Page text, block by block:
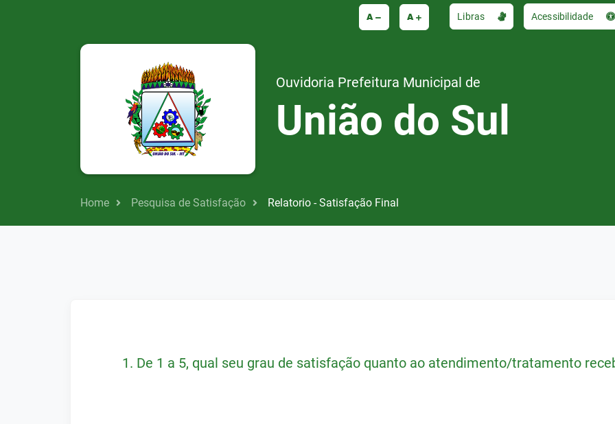
A A Libras Acessibilidade
Ouvidoria Prefeitura Municipal de
União do Sul
Home Pesquisa de Satisfação Relatorio - Satisfação Final
1. De 1 a 5, qual seu grau de satisfação quanto ao atendimento/tratamento